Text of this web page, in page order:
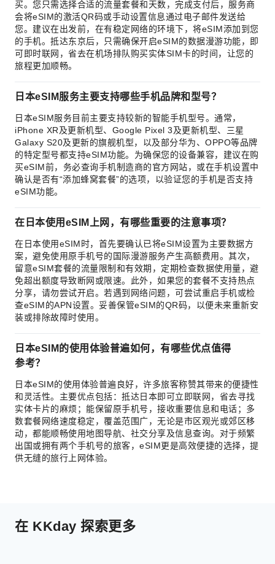
买。您只需选择合适的流量套餐和天数，完成支付后，服务商
会将eSIM的激活QR码或手动设置信息通过电子邮件发送给
您。建议在出发前，在有稳定网络的环境下，将eSIM添加到您
的手机。抵达东京后，只需确保开启eSIM的数据漫游功能，即
可即时联网，省去在机场排队购买实体SIM卡的时间，让您的
旅程更加顺畅。
日本eSIM服务主要支持哪些手机品牌和型号？
日本eSIM服务目前主要支持较新的智能手机型号。通常，
iPhone XR及更新机型、Google Pixel 3及更新机型、三星
Galaxy S20及更新的旗舰机型，以及部分华为、OPPO等品牌
的特定型号都支持eSIM功能。为确保您的设备兼容，建议在购
买eSIM前，务必查询手机制造商的官方网站，或在手机设置中
确认是否有“添加蜂窝套餐”的选项，以验证您的手机是否支持
eSIM功能。
在日本使用eSIM上网，有哪些重要的注意事项？
在日本使用eSIM时，首先要确认已将eSIM设置为主要数据方
案，避免使用原手机号的国际漫游服务产生高额费用。其次，
留意eSIM套餐的流量限制和有效期，定期检查数据使用量，避
免超出额度导致断网或限速。此外，如果您的套餐不支持热点
分享，请勿尝试开启。若遇到网络问题，可尝试重启手机或检
查eSIM的APN设置。妥善保管eSIM的QR码，以便未来重新安
装或排除故障时使用。
日本eSIM的使用体验普遍如何，有哪些优点值得
参考？
日本eSIM的使用体验普遍良好，许多旅客称赞其带来的便捷性
和灵活性。主要优点包括：抵达日本即可立即联网，省去寻找
实体卡片的麻烦；能保留原手机号，接收重要信息和电话；多
数套餐网络速度稳定，覆盖范围广，无论是市区观光或郊区移
动，都能顺畅使用地图导航、社交分享及信息查询。对于频繁
出国或拥有两个手机号的旅客，eSIM更是高效便捷的选择，提
供无缝的旅行上网体验。
在 KKday 探索更多